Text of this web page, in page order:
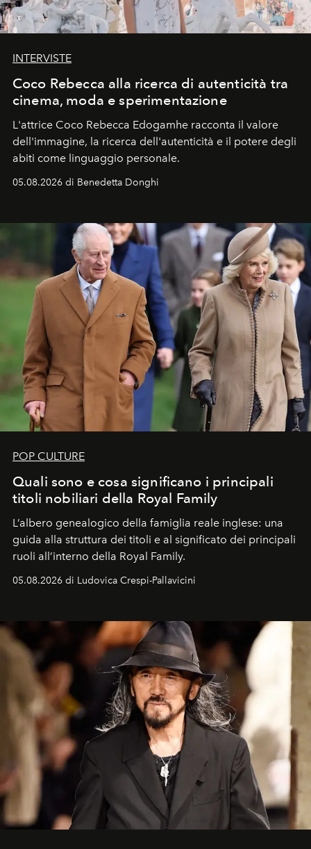
INTERVISTE
Coco Rebecca alla ricerca di autenticità tra
cinema, moda e sperimentazione
L'attrice Coco Rebecca Edogamhe racconta il valore
dell'immagine, la ricerca dell'autenticità e il potere degli
abiti come linguaggio personale.
05.08.2026 di Benedetta Donghi
POP CULTURE
Quali sono e cosa significano i principali
titoli nobiliari della Royal Family
L’albero genealogico della famiglia reale inglese: una
guida alla struttura dei titoli e al significato dei principali
ruoli all’interno della Royal Family.
05.08.2026 di Ludovica Crespi-Pallavicini